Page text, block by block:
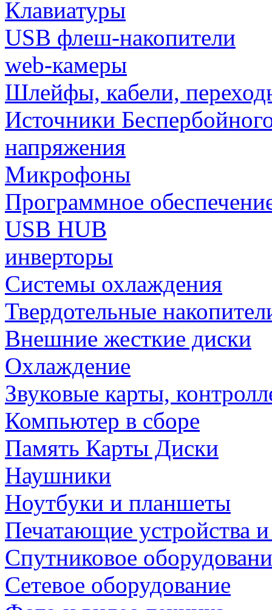
Клавиатуры
USB флеш-накопители
web-камеры
Шлейфы, кабели,
Источники
напряжения
Микрофоны
Программное
USB HUB
инверторы
Системы охлаждения
Твердотельные
Внешние жесткие диски
Охлаждение
Звуковые карты,
Компьютер в сборе
Память Карты Диски
Наушники
Ноутбуки и планшеты
Печатающие устройства
Спутниковое
Сетевое оборудование